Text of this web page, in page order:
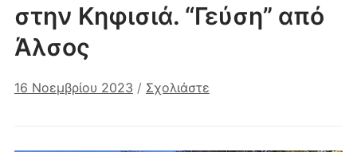
στην Κηφισιά. “Γεύση” από
Άλσος
16 Νοεμβρίου 2023 / Σχολιάστε